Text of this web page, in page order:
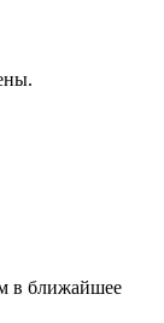
в ближайшее